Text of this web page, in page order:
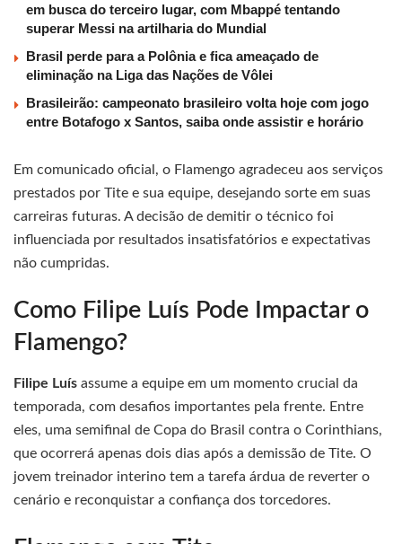
em busca do terceiro lugar, com Mbappé tentando
superar Messi na artilharia do Mundial
Brasil perde para a Polônia e fica ameaçado de
eliminação na Liga das Nações de Vôlei
Brasileirão: campeonato brasileiro volta hoje com jogo
entre Botafogo x Santos, saiba onde assistir e horário
Em comunicado oficial, o Flamengo agradeceu aos serviços
prestados por Tite e sua equipe, desejando sorte em suas
carreiras futuras. A decisão de demitir o técnico foi
influenciada por resultados insatisfatórios e expectativas
não cumpridas.
Como Filipe Luís Pode Impactar o
Flamengo?
Filipe Luís assume a equipe em um momento crucial da
temporada, com desafios importantes pela frente. Entre
eles, uma semifinal de Copa do Brasil contra o Corinthians,
que ocorrerá apenas dois dias após a demissão de Tite. O
jovem treinador interino tem a tarefa árdua de reverter o
cenário e reconquistar a confiança dos torcedores.